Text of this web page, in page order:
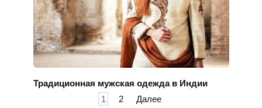
Традиционная мужская одежда в Индии
1 2 Далее